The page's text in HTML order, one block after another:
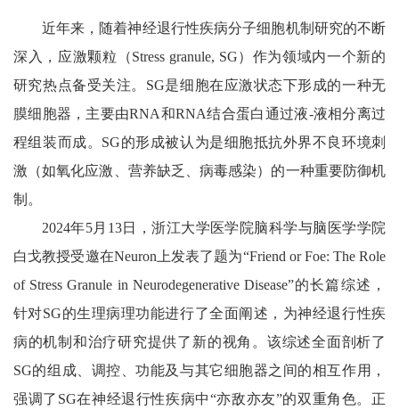
近年来，随着神经退行性疾病分子细胞机制研究的不断
深入，应激颗粒（Stress granule, SG）作为领域内一个新的
研究热点备受关注。SG是细胞在应激状态下形成的一种无
膜细胞器，主要由RNA和RNA结合蛋白通过液-液相分离过
程组装而成。SG的形成被认为是细胞抵抗外界不良环境刺
激（如氧化应激、营养缺乏、病毒感染）的一种重要防御机
制。
2024年5月13日，浙江大学医学院脑科学与脑医学学院
白戈教授受邀在Neuron上发表了题为“Friend or Foe: The Role
of Stress Granule in Neurodegenerative Disease”的长篇综述，
针对SG的生理病理功能进行了全面阐述，为神经退行性疾
病的机制和治疗研究提供了新的视角。该综述全面剖析了
SG的组成、调控、功能及与其它细胞器之间的相互作用，
强调了SG在神经退行性疾病中“亦敌亦友”的双重角色。正